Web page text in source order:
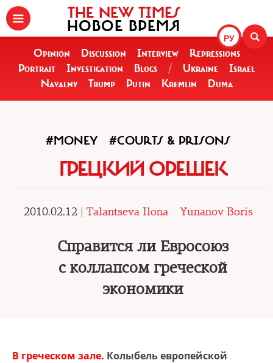
РУ
THE NEW TIMES
НОВОЕ ВРЕМЯ
Opinion Discussion Interview
Repressions
Portrait
Investigation Blogs / Ukraine
Israel
Navalny
Trump Putin Kremlin Duma
#MONEY #COURTS & PRISONS
ГРЕЦКИЙ ОРЕШЕК
2010.02.12 | Talantseva Ilona Yunanov Boris
Справится ли Евросоюз
с коллапсом греческой
экономики
В греческом зале. Колыбель европейской